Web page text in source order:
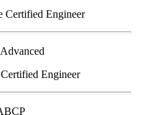
Certified Engineer
Engineer